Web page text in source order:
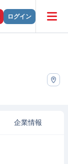
ログイン
企業情報